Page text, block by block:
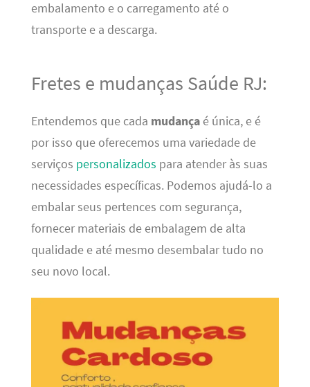
embalamento e o carregamento até o
transporte e a descarga.
Fretes e mudanças Saúde RJ:
Entendemos que cada mudançaé única, e é
por isso que oferecemos uma variedade de
serviços personalizados para atender às suas
necessidades específicas. Podemos ajudá-lo a
embalar seus pertences com segurança,
fornecer materiais de embalagem de alta
qualidade e até mesmo desembalar tudo no
seu novo local.